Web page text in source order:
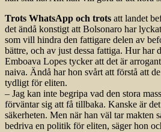
Trots WhatsApp och trots att landet
det ändå konstigt att Bolsonaro har
som vill hindra den fattigare delen av
bättre, och av just dessa fattiga. Hur har
Emboava Lopes tycker att det är
naiva. Ändå har hon svårt att förstå att
tydligt för eliten.
– Jag kan inte begripa vad den stora
förväntar sig att få tillbaka. Kanske är
säkerheten. Men när han väl tar makten
bedriva en politik för eliten, säger hon